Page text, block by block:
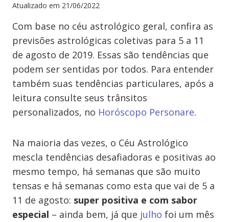
Atualizado em 21/06/2022
Com base no céu astrológico geral, confira as
previsões astrológicas coletivas para 5 a 11
de agosto de 2019. Essas são tendências que
podem ser sentidas por todos. Para entender
também suas tendências particulares, após a
leitura consulte seus trânsitos
personalizados, no Horóscopo Personare.
Na maioria das vezes, o Céu Astrológico
mescla tendências desafiadoras e positivas ao
mesmo tempo, há semanas que são muito
tensas e há semanas como esta que vai de 5 a
11 de agosto: super positiva e com sabor
especial – ainda bem, já que julho foi um mês